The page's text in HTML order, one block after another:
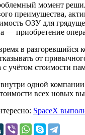
момент
преимущества,
ОЗУ для
— приобретение
в
от
учётом стоимости
одной
всех новых
SpaceX